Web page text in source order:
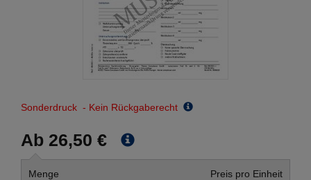
Sonderdruck - Kein Rückgaberecht
Ab 26,50 €
Menge Preis pro Einheit